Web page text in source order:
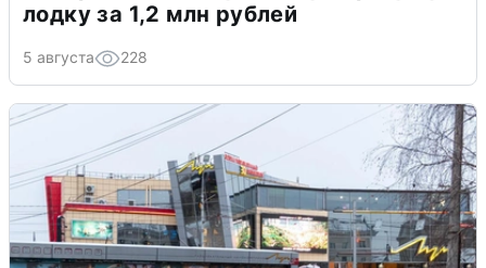
лодку за 1,2 млн рублей
5 августа 228